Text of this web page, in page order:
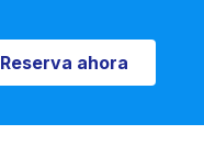
Reserva ahora
Reserva ahora